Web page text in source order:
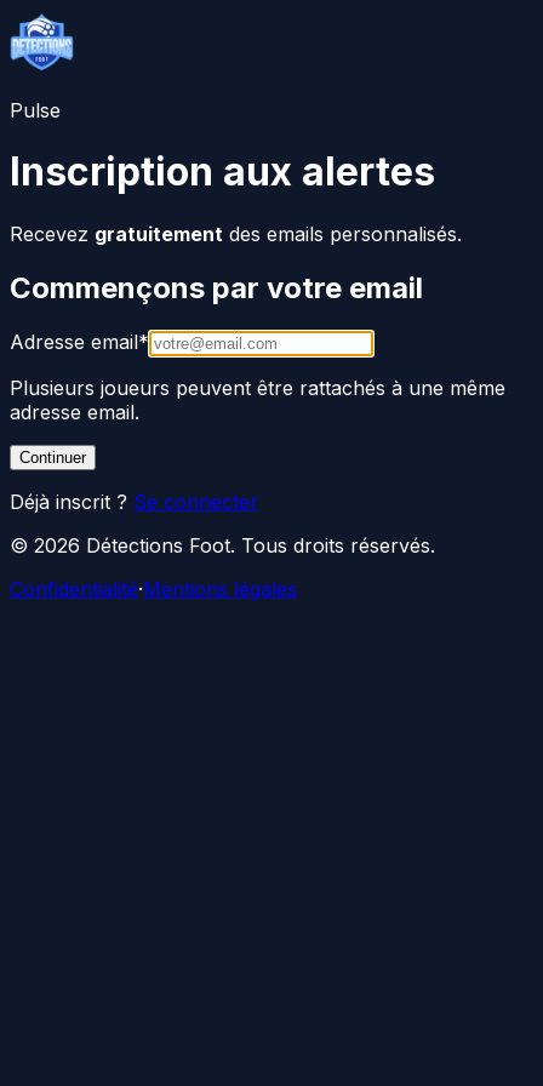
Pulse
Inscription aux alertes
Recevez gratuitement des emails personnalisés.
Commençons par votre email
Adresse email*
Plusieurs joueurs peuvent être rattachés à une même
adresse email.
Continuer
Déjà inscrit ? Se connecter
© 2026 Détections Foot. Tous droits réservés.
Confidentialité·Mentions légales